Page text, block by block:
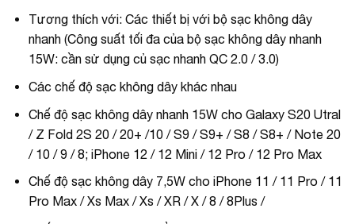
Tương thích với: Các thiết bị với bộ sạc không dây
nhanh (Công suất tối đa của bộ sạc không dây nhanh
15W: cần sử dụng củ sạc nhanh QC 2.0 / 3.0)
Các chế độ sạc không dây khác nhau
Chế độ sạc không dây nhanh 15W cho Galaxy S20 Utral
/ Z Fold 2S 20 / 20+ /10 / S9 / S9+ / S8 / S8+ / Note 20
/ 10 / 9 / 8; iPhone 12 / 12 Mini / 12 Pro / 12 Pro Max
Chế độ sạc không dây 7,5W cho iPhone 11 / 11 Pro / 11
Pro Max / Xs Max / Xs / XR / X / 8 / 8Plus /